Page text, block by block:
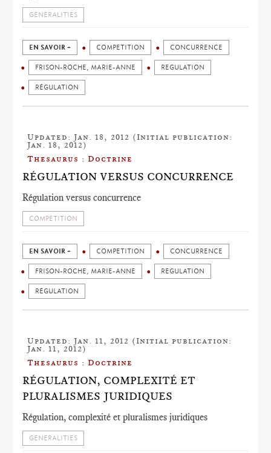
GENERALITIES
EN SAVOIR + COMPETITION CONCURRENCE
FRISON-ROCHE, MARIE-ANNE REGULATION
RÉGULATION
Updated: Jan. 18, 2012 (Initial publication:
Jan. 18, 2012)
Thesaurus : Doctrine
RÉGULATION VERSUS CONCURRENCE
Régulation versus concurrence
COMPETITION
EN SAVOIR + COMPETITION CONCURRENCE
FRISON-ROCHE, MARIE-ANNE REGULATION
RÉGULATION
Updated: Jan. 11, 2012 (Initial publication:
Jan. 11, 2012)
Thesaurus : Doctrine
RÉGULATION, COMPLEXITÉ ET
PLURALISMES JURIDIQUES
Régulation, complexité et pluralismes juridiques
GENERALITIES